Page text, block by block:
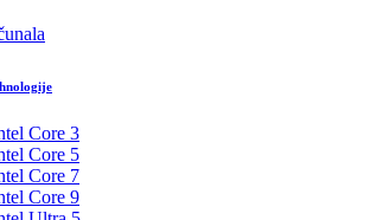
Core 3
Core 5
Core 7
Core 9